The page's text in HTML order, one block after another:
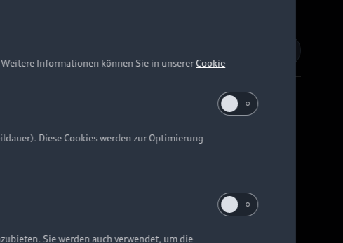
Barrierefreiheit Digital Services Act
kann abweichen.
Informationen können Sie in unsererCookie
Diese Cookies werden zur Optimierung
Sie werden auch verwendet, um die